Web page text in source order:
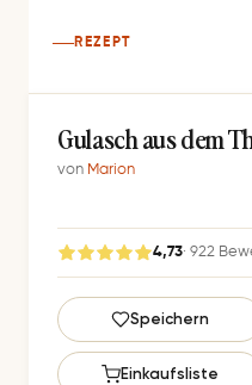
REZEPT
Gulasch aus dem
von Marion
4,73· 922
G
e
s
Speichern
Einkaufsliste